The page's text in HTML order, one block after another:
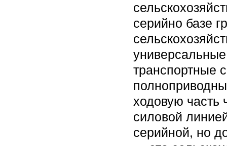
серийно базе
транспортные
ходовую часть
силовой
серийной, но